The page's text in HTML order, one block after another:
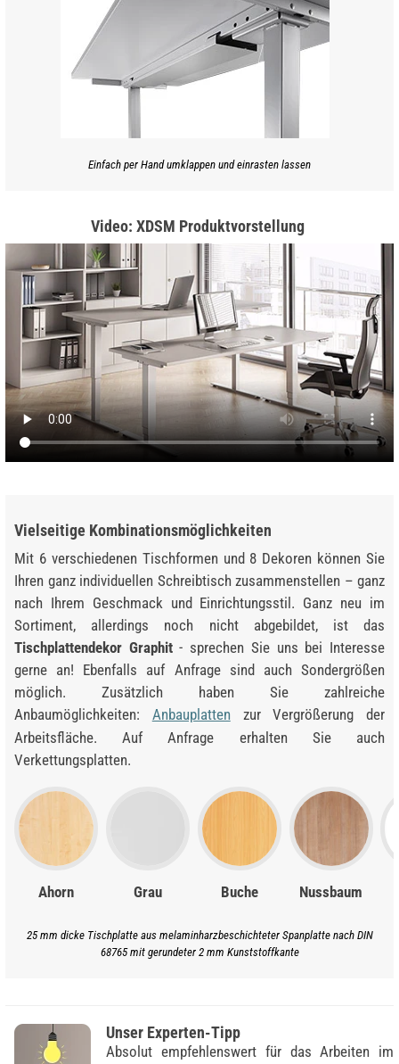
Einfach per Hand umklappen und einrasten lassen
Video: XDSM Produktvorstellung
Vielseitige Kombinationsmöglichkeiten
Mit 6 verschiedenen Tischformen und 8 Dekoren können Sie
Ihren ganz individuellen Schreibtisch zusammenstellen – ganz
nach Ihrem Geschmack und Einrichtungsstil. Ganz neu im
Sortiment, allerdings noch nicht abgebildet, ist das
Tischplattendekor Graphit- sprechen Sie uns bei Interesse
gerne an! Ebenfalls auf Anfrage sind auch Sondergrößen
möglich. Zusätzlich haben Sie zahlreiche
Anbaumöglichkeiten: Anbauplatten
zur Vergrößerung der
Arbeitsfläche. Auf Anfrage erhalten Sie auch
Verkettungsplatten.
Ahorn Grau Buche Nussbaum
25 mm dicke Tischplatte aus melaminharzbeschichteter Spanplatte nach DIN
68765 mit gerundeter 2 mm Kunststoffkante
Unser Experten-Tipp
Absolut empfehlenswert für das Arbeiten im